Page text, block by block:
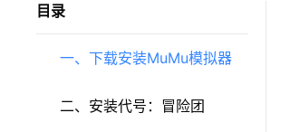
目录
一、下载安装MuMu模拟器
二、安装代号：冒险团